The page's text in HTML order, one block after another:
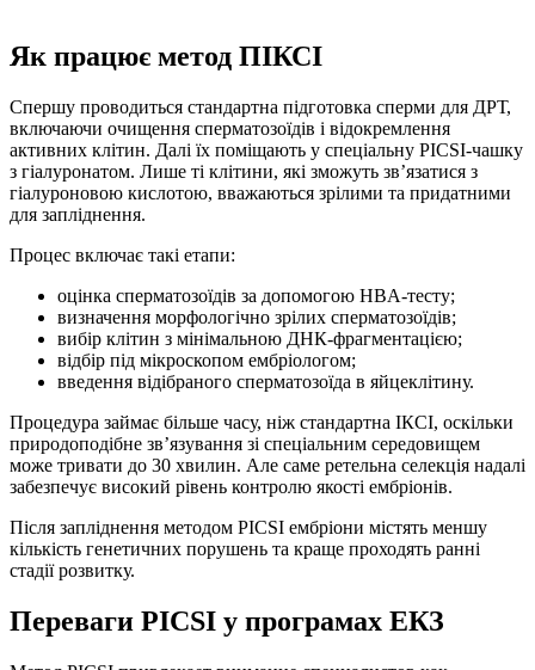
Як працює метод ПІКСІ
Спершу проводиться стандартна підготовка сперми для ДРТ,
включаючи очищення сперматозоїдів і відокремлення
активних клітин. Далі їх поміщають у спеціальну PICSI-чашку
з гіалуронатом. Лише ті клітини, які зможуть зв’язатися з
гіалуроновою кислотою, вважаються зрілими та придатними
для запліднення.
Процес включає такі етапи:
оцінка сперматозоїдів за допомогою HBA-тесту;
визначення морфологічно зрілих сперматозоїдів;
вибір клітин з мінімальною ДНК-фрагментацією;
відбір під мікроскопом ембріологом;
введення відібраного сперматозоїда в яйцеклітину.
Процедура займає більше часу, ніж стандартна ІКСІ, оскільки
природоподібне зв’язування зі спеціальним середовищем
може тривати до 30 хвилин. Але саме ретельна селекція надалі
забезпечує високий рівень контролю якості ембріонів.
Після запліднення методом PICSI ембріони містять меншу
кількість генетичних порушень та краще проходять ранні
стадії розвитку.
Переваги PICSI у програмах ЕКЗ